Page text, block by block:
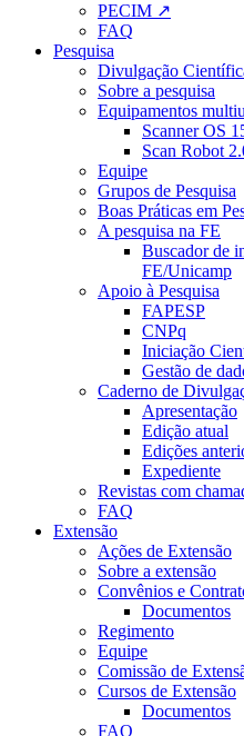
PECIM ↗
FAQ
Pesquisa
Divulgação
Sobre a pesquisa
Equipamentos
Scanner OS
Scan Robot
Equipe
Grupos de Pesquisa
Boas Práticas em
A pesquisa na FE
Buscador de
FE/Unicamp
Apoio à Pesquisa
FAPESP
CNPq
Iniciação
Gestão de
Caderno de
Apresentação
Edição atual
Edições
Expediente
Revistas com
FAQ
Extensão
Ações de Extensão
Sobre a extensão
Convênios e
Documentos
Regimento
Equipe
Comissão de
Cursos de Extensão
Documentos
FAQ